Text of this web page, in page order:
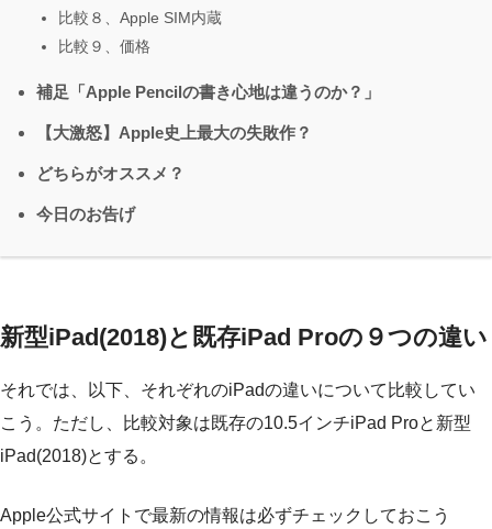
比較８、Apple SIM内蔵
比較９、価格
補足「Apple Pencilの書き心地は違うのか？」
【大激怒】Apple史上最大の失敗作？
どちらがオススメ？
今日のお告げ
新型iPad(2018)と既存iPad Proの９つの違い
それでは、以下、それぞれのiPadの違いについて比較してい
こう。ただし、比較対象は既存の10.5インチiPad Proと新型
iPad(2018)とする。
Apple公式サイトで最新の情報は必ずチェックしておこう